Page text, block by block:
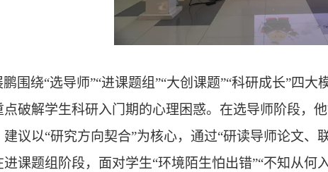
鹏围绕“选导师”“进课题组”“大创课题”“科研成长”四
点破解学生科研入门期的心理困惑。在选导师阶段，
建议以“研究方向契合”为核心，通过“研读导师论文、
进课题组阶段，面对学生“环境陌生怕出错”“不知从何